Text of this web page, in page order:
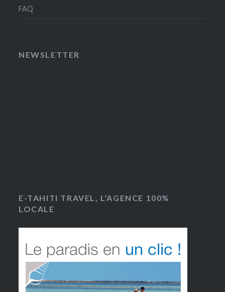
FAQ
NEWSLETTER
E-TAHITI TRAVEL, L’AGENCE 100%
LOCALE